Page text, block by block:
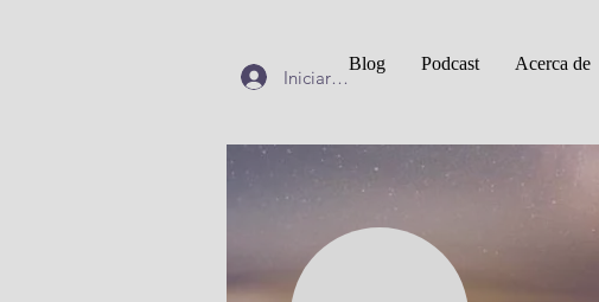
Blog Podcast Acerca de
Iniciar sesión